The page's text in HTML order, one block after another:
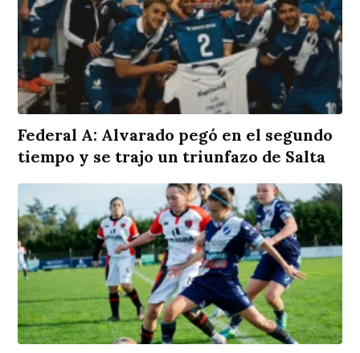
Federal A: Alvarado pegó en el segundo
tiempo y se trajo un triunfazo de Salta